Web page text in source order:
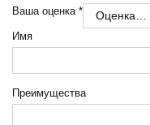
Ваша оценка *
Имя
Преимущества